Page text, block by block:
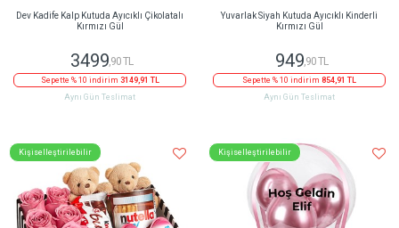
Dev Kadife Kalp Kutuda Ayıcıklı Çikolatalı
Kırmızı Gül
3499 ,90 TL
Sepette % 10 indirim 3149,91 TL
Aynı Gün Teslimat
Yuvarlak Siyah Kutuda Ayıcıklı Kinderli
Kırmızı Gül
949,90 TL
Sepette % 10 indirim 854,91 TL
Aynı Gün Teslimat
Kişiselleştirilebilir Kişiselleştirilebilir